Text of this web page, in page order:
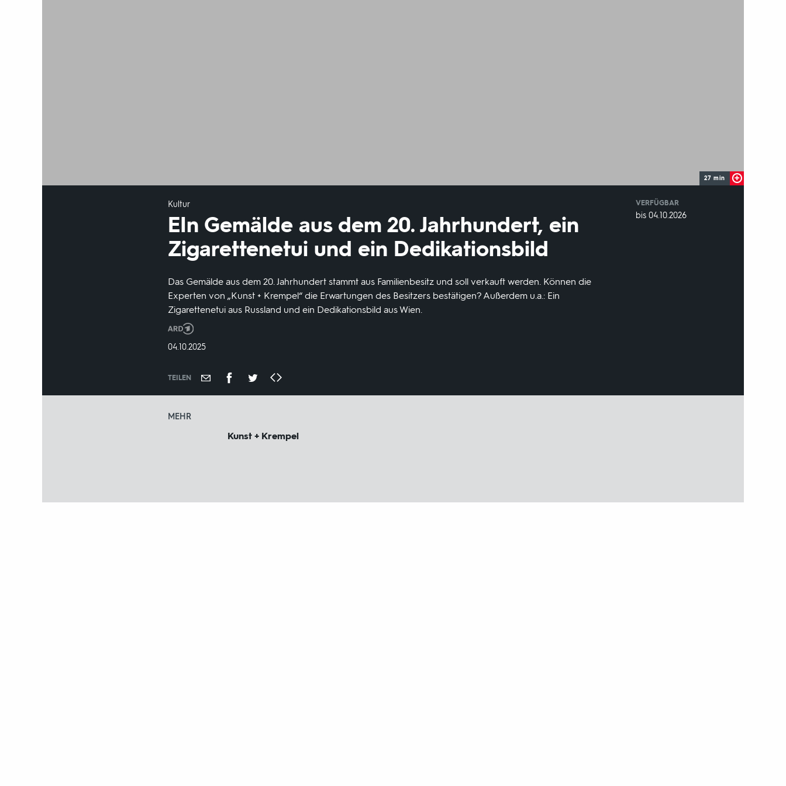
27 min
Kultur
EIn Gemälde aus dem 20. Jahrhundert, ein
Zigarettenetui und ein Dedikationsbild
Das Gemälde aus dem 20. Jahrhundert stammt aus Familienbesitz und soll verkauft werden. Können die
Experten von „Kunst + Krempel“ die Erwartungen des Besitzers bestätigen? Außerdem u.a.: Ein
Zigarettenetui aus Russland und ein Dedikationsbild aus Wien.
Produktionsland
und
DATUM:
04.10.2025
TEILEN
VERFÜGBAR
weltweit
VERFÜGBAR
bis 04.10.2026
MEHR
Kunst + Krempel